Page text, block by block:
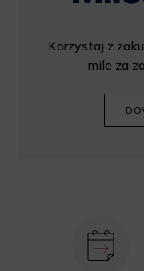
Korzystaj z
mile za